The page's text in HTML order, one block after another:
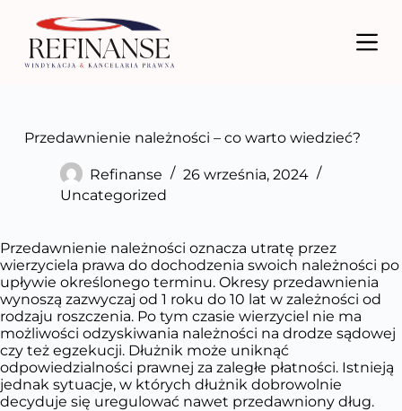
e
d
i
Przedawnienie należności – co warto wiedzieć?
Refinanse
26 września, 2024
Uncategorized
Przedawnienie należności oznacza utratę przez
wierzyciela prawa do dochodzenia swoich należności po
upływie określonego terminu. Okresy przedawnienia
wynoszą zazwyczaj od 1 roku do 10 lat w zależności od
rodzaju roszczenia. Po tym czasie wierzyciel nie ma
możliwości odzyskiwania należności na drodze sądowej
czy też egzekucji. Dłużnik może uniknąć
odpowiedzialności prawnej za zaległe płatności. Istnieją
jednak sytuacje, w których dłużnik dobrowolnie
decyduje się uregulować nawet przedawniony dług.